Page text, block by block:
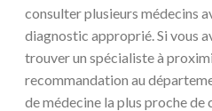
consulter plusieurs médecins
diagnostic approprié. Si vous
trouver un spécialiste à
recommandation au
de médecine la plus proche de